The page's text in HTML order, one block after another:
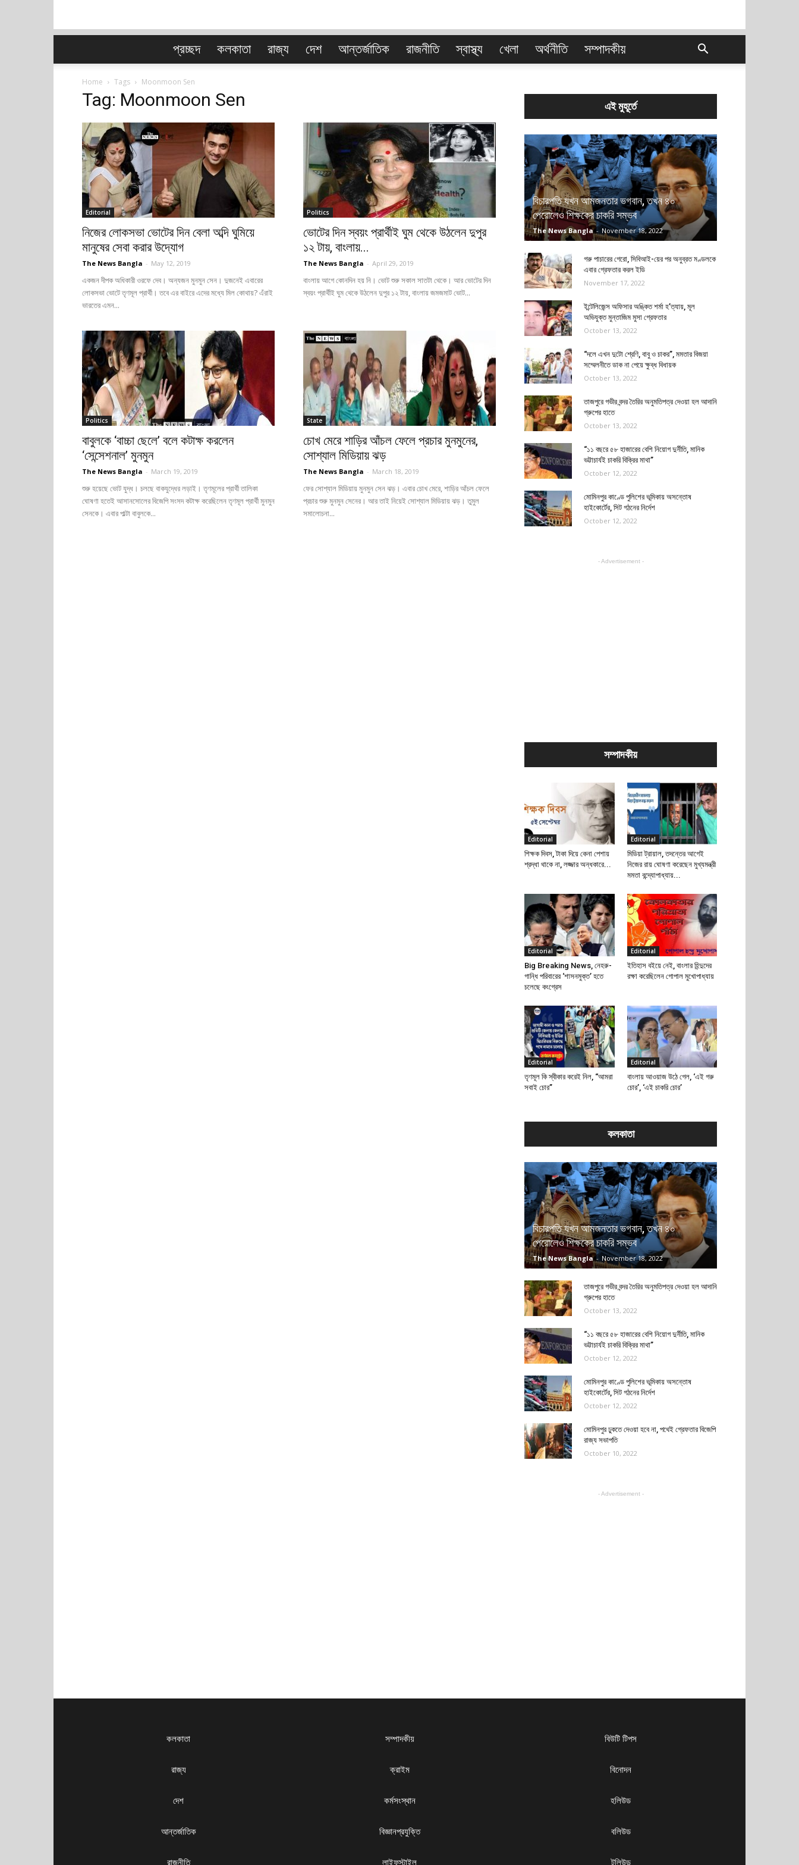
বাংলা
প্রচ্ছদ কলকাতা রাজ্য দেশ আন্তর্জাতিক রাজনীতি স্বাস্থ্য খেলা অর্থনীতি সম্পাদকীয়
Home Tags Moonmoon Sen
Tag: Moonmoon Sen
Editorial
নিজের লোকসভা ভোটের দিন বেলা অব্দি ঘুমিয়ে
মানুষের সেবা করার উদ্যোগ
The News Bangla - May 12, 2019
একজন দীপক অধিকারী ওরফে দেব। অন্যজন মুনমুন সেন। দুজনেই এবারের
লোকসভা ভোটে তৃণমূল প্রার্থী। তবে এর বাইরে এদের মধ্যে মিল কোথায়? এঁরাই
ভারতের এমন...
Politics
ভোটের দিন স্বয়ং প্রার্থীই ঘুম থেকে উঠলেন দুপুর
১২ টায়, বাংলায়...
The News Bangla - April 29, 2019
বাংলায় আগে কোনদিন হয় নি। ভোট শুরু সকাল সাতটা থেকে। আর ভোটের দিন
স্বয়ং প্রার্থীই ঘুম থেকে উঠলেন দুপুর ১২ টায়, বাংলায় জমজমাট ভোট...
Politics
বাবুলকে ‘বাচ্চা ছেলে’ বলে কটাক্ষ করলেন
‘সেন্সেশনাল’ মুনমুন
The News Bangla - March 19, 2019
শুরু হয়েছে ভোট যুদ্ধ। চলছে বাকযুদ্ধের লড়াই। তৃণমূলের প্রার্থী তালিকা
ঘোষণা হতেই আসানসোলের বিজেপি সংসদ কটাক্ষ করেছিলেন তৃণমূল প্রার্থী মুনমুন
সেনকে। এবার পাল্টা বাবুলকে...
State
চোখ মেরে শাড়ির আঁচল ফেলে প্রচার মুনমুনের,
সোশ্যাল মিডিয়ায় ঝড়
The News Bangla - March 18, 2019
ফের সোশ্যাল মিডিয়ায় মুনমুন সেন ঝড়। এবার চোখ মেরে, শাড়ির আঁচল ফেলে
প্রচার শুরু মুনমুন সেনের। আর তাই নিয়েই সোশ্যাল মিডিয়ায় ঝড়। তুমুল
সমালোচনা...
এই মুহূর্তে
বিচারপতি যখন আমজনতার ভগবান, তখন ৪০
পেরোলেও শিক্ষকের চাকরি সম্ভব
The News Bangla - November 18, 2022
গরু পাচারের গেরো, সিবিআই-য়ের পর অনুব্রত মণ্ডলকে
এবার গ্রেফতার করল ইডি
November 17, 2022
ইন্টেলিজেন্স অফিসার অঙ্কিত শর্মা হ’ত্যায়, মূল
অভিযুক্ত মুন্তাজিম মুসা গ্রেফতার
October 13, 2022
“দলে এখন দুটো শ্রেণি, বাবু ও চাকর”, মমতার বিজয়া
সম্মেলনীতে ডাক না পেয়ে ক্ষুব্ধ বিধায়ক
October 13, 2022
তাজপুরে গভীর বন্দর তৈরির অনুমতিপত্র দেওয়া হল আদানি
গ্রুপের হাতে
October 13, 2022
“১১ বছরে ৫৮ হাজারের বেশি নিয়োগ দুর্নীতি, মানিক
ভট্টাচার্যই চাকরি বিক্রির মাথা”
October 12, 2022
মোমিনপুর কাণ্ডে পুলিশের ভূমিকায় অসন্তোষ
হাইকোর্টের, সিট গঠনের নির্দেশ
October 12, 2022
- Advertisement -
সম্পাদকীয়
Editorial
শিক্ষক দিবস, টাকা দিয়ে কেনা পেশায়
শ্রদ্ধা থাকে না, লজ্জার অন্ধকারে...
Editorial
মিডিয়া ট্রায়াল, তদন্তের আগেই
নিজের রায় ঘোষণা করেছেন মুখ্যমন্ত্রী
মমতা বন্দ্যোপাধ্যায়...
Editorial
Big Breaking News, নেহরু-
গান্ধি পরিবারের ‘শাসনমুক্ত’ হতে
চলেছে কংগ্রেস
Editorial
ইতিহাস বইয়ে নেই, বাংলার হিন্দুদের
রক্ষা করেছিলেন গোপাল মুখোপাধ্যায়
Editorial
তৃণমূল কি স্বীকার করেই নিল, “আমরা
সবাই চোর”
Editorial
বাংলায় আওয়াজ উঠে গেল, ‘এই গরু
চোর’, ‘এই চাকরি চোর’
কলকাতা
বিচারপতি যখন আমজনতার ভগবান, তখন ৪০
পেরোলেও শিক্ষকের চাকরি সম্ভব
The News Bangla - November 18, 2022
তাজপুরে গভীর বন্দর তৈরির অনুমতিপত্র দেওয়া হল আদানি
গ্রুপের হাতে
October 13, 2022
“১১ বছরে ৫৮ হাজারের বেশি নিয়োগ দুর্নীতি, মানিক
ভট্টাচার্যই চাকরি বিক্রির মাথা”
October 12, 2022
মোমিনপুর কাণ্ডে পুলিশের ভূমিকায় অসন্তোষ
হাইকোর্টের, সিট গঠনের নির্দেশ
October 12, 2022
মোমিনপুর ঢুকতে দেওয়া হবে না, পথেই গ্রেফতার বিজেপি
রাজ্য সভাপতি
October 10, 2022
- Advertisement -
কলকাতা
রাজ্য
দেশ
আন্তর্জাতিক
রাজনীতি
সম্পাদকীয়
ক্রাইম
কর্মসংস্থান
বিজ্ঞানপ্রযুক্তি
লাইফস্টাইল
বিউটি টিপস
বিনোদন
হলিউড
বলিউড
টলিউড